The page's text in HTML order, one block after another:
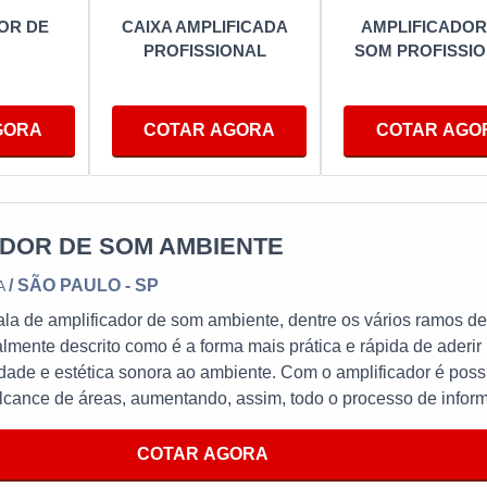
DE SOM AMBIENTE
setorizadores, matriz de áudio e projeto conceitual e
DE
CAIXA AMPLIFICADA
PROFISSIONAL
COTAR AGORA
SOM
COTAR
DE SOM AMBIENTE
/ SÃO PAULO - SP
de amplificador de som ambiente, dentre os vários ramos de
descrito como é a forma mais prática e rápida de aderir
e estética sonora ao ambiente. Com o amplificador é
de áreas, aumentando, assim, todo o processo de
com análise do ambiente a ser sonorizado, elaboração
obra realizada por profissionais qualificados que tem a
COTAR AGORA